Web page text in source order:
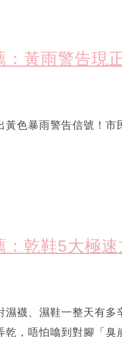
黃雨警告現
色暴雨警告信號！
乾鞋5大極
襪、濕鞋一整天有
，唔怕噏到對腳「臭